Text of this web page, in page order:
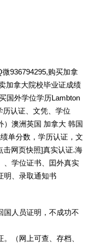
936794295,购买加拿
加拿大院校毕业证成绩
国外学位学历Lambton
历认证、文凭、学位
）澳洲英国 加拿大 韩国
单分数，学历认证，文
击网页快照]真实认证.海
、学位证书、囯外真实
明、录取通知书
人员证明，不成功不
（网上可查、存档、